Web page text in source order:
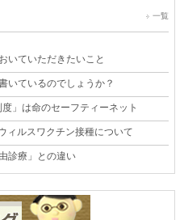
一覧
いていただきたいこと
いているのでしょうか？
」は命のセーフティーネット
ルスワクチン接種について
診療」との違い